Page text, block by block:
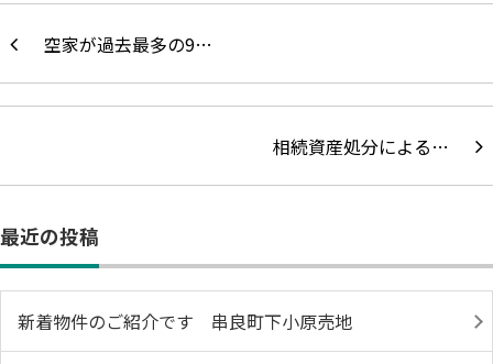
空家が過去最多の9…
相続資産処分による…
最近の投稿
新着物件のご紹介です 串良町下小原売地